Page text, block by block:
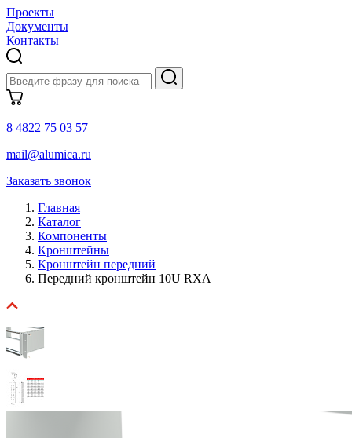
Проекты
Документы
Контакты
8 4822 75 03 57
mail@alumica.ru
Заказать звонок
Главная
Каталог
Компоненты
Кронштейны
Кронштейн передний
Передний кронштейн 10U RXA